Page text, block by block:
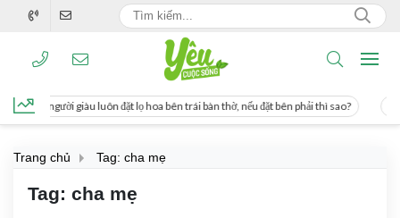
người giàu luôn đặt lọ hoa bên trái bàn thờ, nếu đặt bên phải thì sao? Cách
Trang chủ Tag: cha mẹ
Tag: cha mẹ